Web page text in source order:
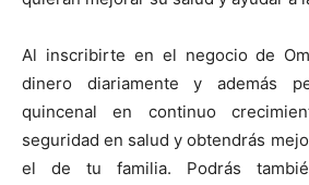
Al inscribirte en el negocio de
dinero diariamente y además
quincenal en continuo
seguridad en salud y obtendrás
el de tu familia. Podrás